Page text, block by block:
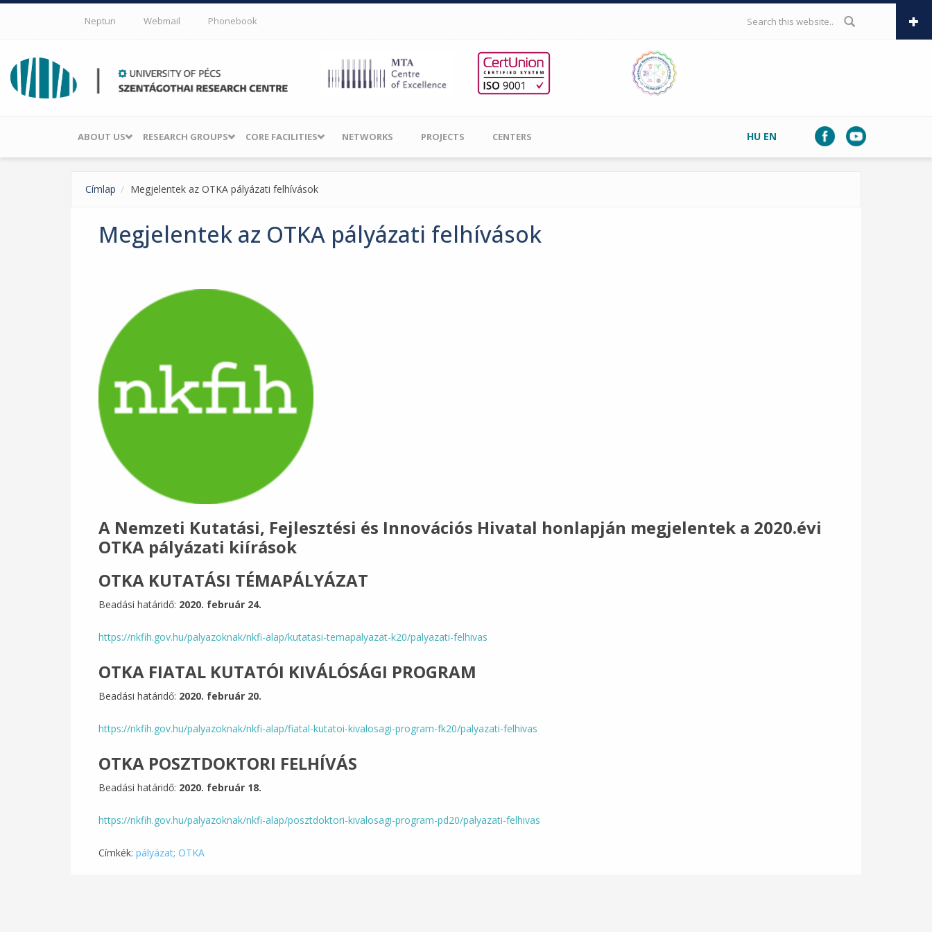
Skip to main content
Neptun Webmail Phonebook SEARCH FORM
ABOUT US RESEARCH GROUPS CORE FACILITIES NETWORKS PROJECTS CENTERS HU EN
Címlap Megjelentek az OTKA pályázati felhívások
Megjelentek az OTKA pályázati felhívások
A Nemzeti Kutatási, Fejlesztési és Innovációs Hivatal honlapján megjelentek a 2020.évi
OTKA pályázati kiírások
OTKA KUTATÁSI TÉMAPÁLYÁZAT
Beadási határidő: 2020. február 24.
https://nkfih.gov.hu/palyazoknak/nkfi-alap/kutatasi-temapalyazat-k20/palyazati-felhivas
OTKA FIATAL KUTATÓI KIVÁLÓSÁGI PROGRAM
Beadási határidő: 2020. február 20.
https://nkfih.gov.hu/palyazoknak/nkfi-alap/fiatal-kutatoi-kivalosagi-program-fk20/palyazati-felhivas
OTKA POSZTDOKTORI FELHÍVÁS
Beadási határidő: 2020. február 18.
https://nkfih.gov.hu/palyazoknak/nkfi-alap/posztdoktori-kivalosagi-program-pd20/palyazati-felhivas
Címkék: pályázat; OTKA